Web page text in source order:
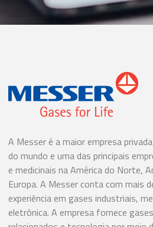
A Messer é a maior empresa
do mundo e uma das principais
e medicinais na América do Norte,
Europa. A Messer conta com mais
experiência em gases industriais,
eletrônica. A empresa fornece